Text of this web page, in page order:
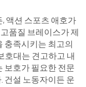
액션 스포츠 애호가
고품질 브레이스가 제
충족시키는 최고의
호대는 견고하고 내
보호가 필요한 전문
건설 노동자이든 운